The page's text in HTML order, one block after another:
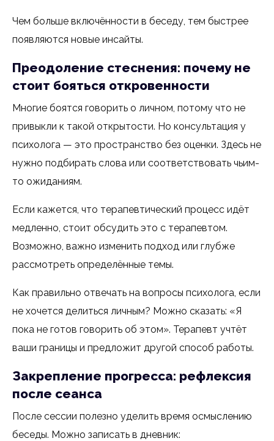
Чем больше включённости в беседу, тем быстрее
появляются новые инсайты.
Преодоление стеснения: почему не
стоит бояться откровенности
Многие боятся говорить о личном, потому что не
привыкли к такой открытости. Но консультация у
психолога — это пространство без оценки. Здесь не
нужно подбирать слова или соответствовать чьим-
то ожиданиям.
Если кажется, что терапевтический процесс идёт
медленно, стоит обсудить это с терапевтом.
Возможно, важно изменить подход или глубже
рассмотреть определённые темы.
Как правильно отвечать на вопросы психолога, если
не хочется делиться личным? Можно сказать: «Я
пока не готов говорить об этом». Терапевт учтёт
ваши границы и предложит другой способ работы.
Закрепление прогресса: рефлексия
после сеанса
После сессии полезно уделить время осмыслению
беседы. Можно записать в дневник: